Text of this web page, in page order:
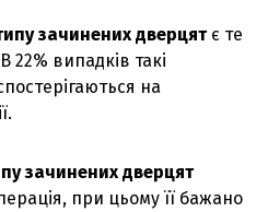
зачинених дверцятє те
22% випадків такі
на
зачинених дверцят
при цьому її бажано